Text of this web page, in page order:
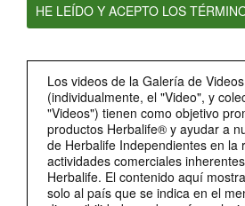
HE LEÍDO Y ACEPTO LOS
Los videos de la Galería de
(individualmente, el "Video", y
"Videos") tienen como objetivo
productos Herbalife® y ayudar a
de Herbalife Independientes en la
actividades comerciales
Herbalife. El contenido aquí
solo al país que se indica en el